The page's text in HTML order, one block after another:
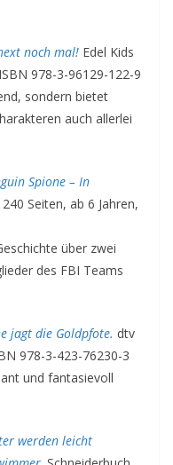
noch mal! Edel Kids
978-3-96129-122-9
sondern bietet
auch allerlei
Spione – In
Seiten, ab 6 Jahren,
über zwei
des FBI Teams
jagt die Goldpfote. dtv
978-3-423-76230-3
und fantasievoll
werden leicht